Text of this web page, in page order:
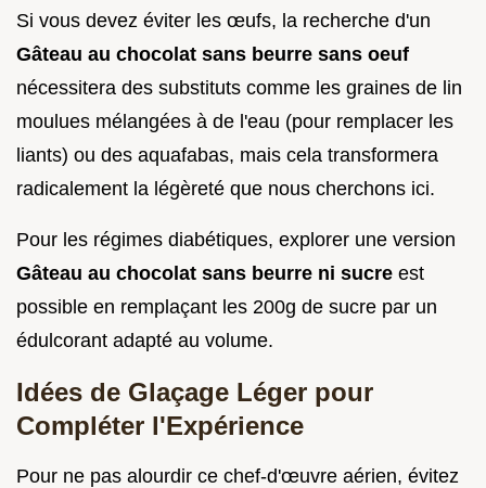
Si vous devez éviter les œufs, la recherche d'un
Gâteau au chocolat sans beurre sans oeuf
nécessitera des substituts comme les graines de lin
moulues mélangées à de l'eau (pour remplacer les
liants) ou des aquafabas, mais cela transformera
radicalement la légèreté que nous cherchons ici.
Pour les régimes diabétiques, explorer une version
Gâteau au chocolat sans beurre ni sucre est
possible en remplaçant les 200g de sucre par un
édulcorant adapté au volume.
Idées de Glaçage Léger pour
Compléter l'Expérience
Pour ne pas alourdir ce chef-d'œuvre aérien, évitez